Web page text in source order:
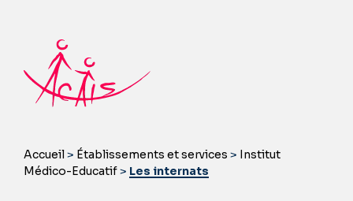
Accueil> Établissements et services > Institut
Médico-Educatif> Les internats